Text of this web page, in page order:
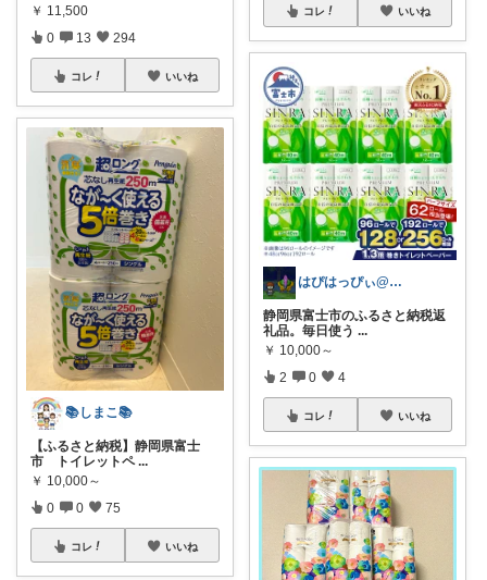
￥ 11,500
0 13 294
コレ いいね
📚しまこ📚
【ふるさと納税】静岡県富士
市 トイレットペ ...
￥ 10,000～
0 0 75
コレ いいね
コレ いいね
はぴはっぴぃ@7/1ご購入感謝！！
静岡県富士市のふるさと納税返
礼品。毎日使う ...
￥ 10,000～
2 0 4
コレ いいね